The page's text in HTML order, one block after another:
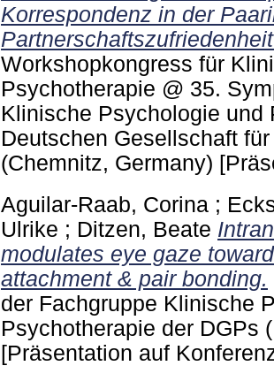
Korrespondenz in der
Workshopkongress für
Psychotherapie @ 35.
Klinische Psychologie und
Deutschen Gesellschaft
(Chemnitz, Germany)
Aguilar-Raab, Corina ;
Ulrike ; Ditzen, Beate
modulates eye gaze
attachment & pair bonding.
der Fachgruppe Klinische
Psychotherapie der DGPs
[Präsentation auf